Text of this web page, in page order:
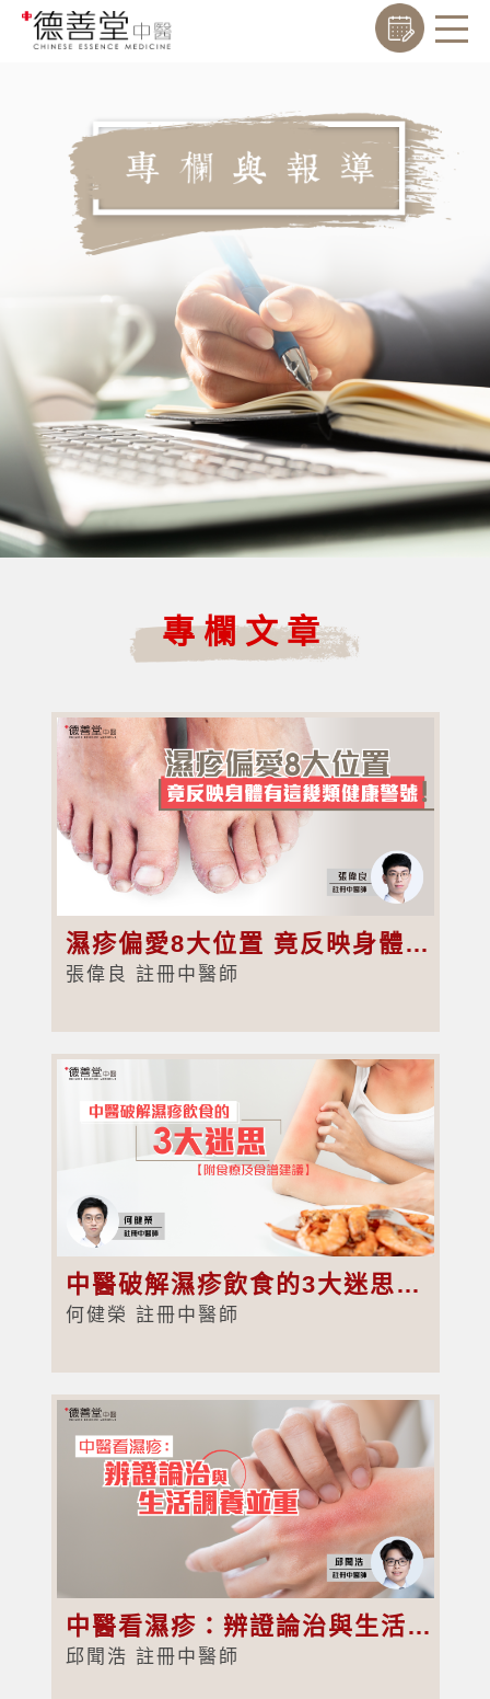
專欄文章
濕疹偏愛8大位置 竟反映身體有這幾類健康警號！
張偉良 註冊中醫師
中醫破解濕疹飲食的3大迷思【附食療及食譜建議】
何健榮 註冊中醫師
中醫看濕疹：辨證論治與生活調養並重
邱聞浩 註冊中醫師